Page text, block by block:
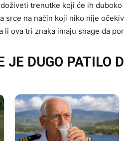
trenutke koji će ih
srce na način koji niko nije
li ova tri znaka imaju snage da
JE DUGO PATILO